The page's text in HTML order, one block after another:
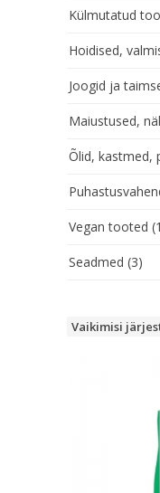
Külmutatud
Hoidised,
Joogid ja
Maiustused,
Õlid, kastmed,
Vegan tooted
Seadmed (3)